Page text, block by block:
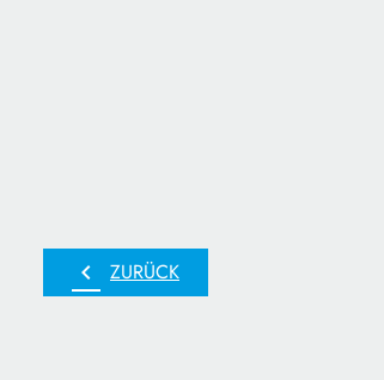
chevron_left ZURÜCK